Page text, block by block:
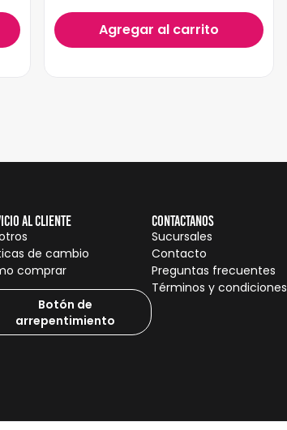
Agregar al carrito
al cliente
de cambio
comprar
Botón de
arrepentimiento
Contactanos
Sucursales
Contacto
Preguntas frecuentes
Términos y condiciones